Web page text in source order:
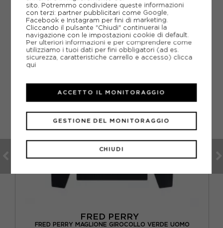
CONSIGLIATI DA NOI
FRED PERRY
FRED PERRY MAGLIONE GIROCOLLO VERDE UOMO
sito. Potremmo condividere queste informazioni
con terzi: partner pubblicitari come Google,
Facebook e Instagram per fini di marketing.
Cliccando il pulsante "Chiudi" continuerai la
navigazione con le impostazioni cookie di default.
Per ulteriori informazioni e per comprendere come
utilizziamo i tuoi dati per fini obbligatori (ad es.
sicurezza, caratteristiche carrello e accesso) clicca
qui
CHIUDI
GESTIONE DEL MONITORAGGIO
ACCETTO IL MONITORAGGIO